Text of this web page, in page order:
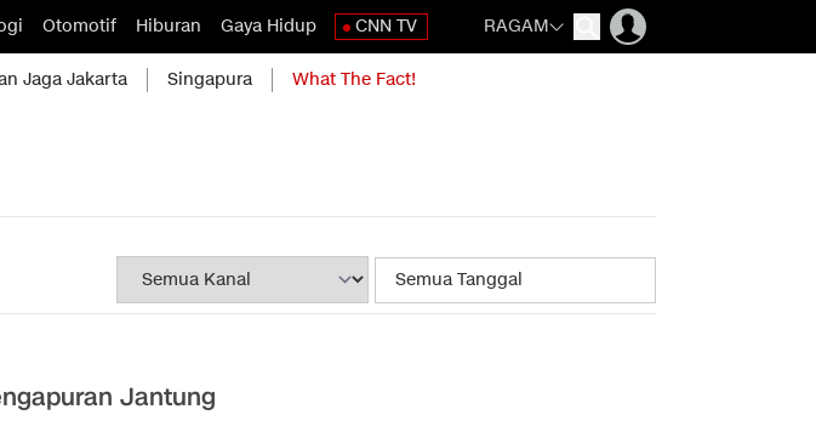
Otomotif Hiburan Gaya Hidup CNN TV RAGAM
Jaga Jakarta Singapura What The Fact!
Jantung